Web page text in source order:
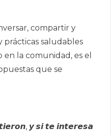
compartir y
prácticas saludables
la comunidad, es el
que se
𝙮 𝙨𝙞 𝙩𝙚 𝙞𝙣𝙩𝙚𝙧𝙚𝙨𝙖